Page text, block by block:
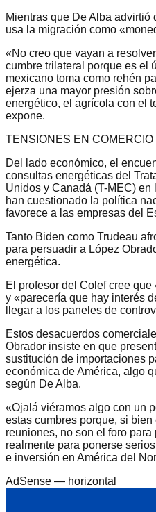
Mientras que De Alba
usa la migración como
«No creo que vayan a
cumbre trilateral porque es el
mexicano toma como rehén
ejerza una mayor presión
energético, el agrícola con el
expone.
TENSIONES EN COMERCIO
Del lado económico, el
consultas energéticas del
Unidos y Canadá (T-MEC) en
han cuestionado la política
favorece a las empresas del
Tanto Biden como Trudeau
para persuadir a López
energética.
El profesor del Colef cree
y «parecería que hay interés
llegar a los paneles de
Estos desacuerdos
Obrador insiste en que
sustitución de importaciones
económica de América, algo
según De Alba.
«Ojalá viéramos algo con un
estas cumbres porque, si
reuniones, no son el foro
realmente para ponerse
e inversión en América del
AdSense — horizontal